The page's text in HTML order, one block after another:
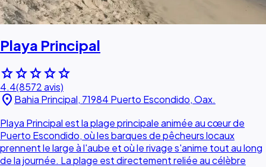
Playa Principal
starstarstarstarstar
4.4(8572 avis)
location_on Bahia Principal, 71984 Puerto Escondido, Oax.
Playa Principal est la plage principale animée au cœur de
Puerto Escondido, où les barques de pêcheurs locaux
prennent le large à l'aube et où le rivage s'anime tout au long
de la journée. La plage est directement reliée au célèbre